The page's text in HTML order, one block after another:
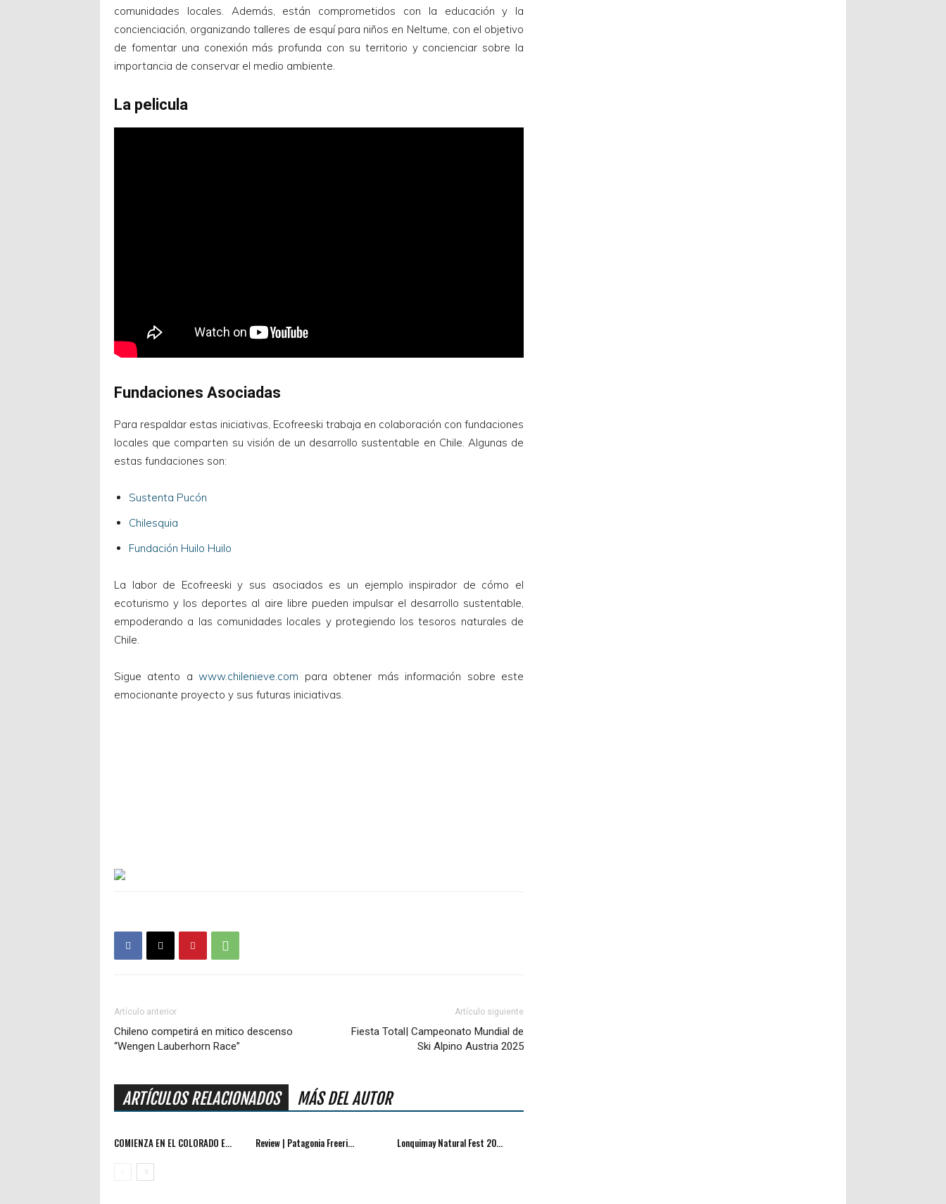
comunidades locales. Además, están comprometidos con la educación y la
concienciación, organizando talleres de esquí para niños en Neltume, con el objetivo
de fomentar una conexión más profunda con su territorio y concienciar sobre la
importancia de conservar el medio ambiente.
La pelicula
Fundaciones Asociadas
Para respaldar estas iniciativas, Ecofreeski trabaja en colaboración con fundaciones
locales que comparten su visión de un desarrollo sustentable en Chile. Algunas de
estas fundaciones son:
Sustenta Pucón
Chilesquia
Fundación Huilo Huilo
La labor de Ecofreeski y sus asociados es un ejemplo inspirador de cómo el
ecoturismo y los deportes al aire libre pueden impulsar el desarrollo sustentable,
empoderando a las comunidades locales y protegiendo los tesoros naturales de
Chile.
Sigue atento awww.chilenieve.com para obtener más información sobre este
emocionante proyecto y sus futuras iniciativas.
Artículo anterior
Chileno competirá en mitico descenso
“Wengen Lauberhorn Race”
Artículo siguiente
Fiesta Total| Campeonato Mundial de
Ski Alpino Austria 2025
ARTÍCULOS RELACIONADOS MÁS DEL AUTOR
COMIENZA EN EL COLORADO E... Review | Patagonia Freeri... Lonquimay Natural Fest 20...